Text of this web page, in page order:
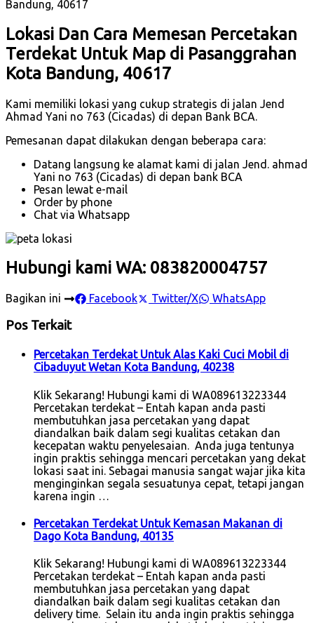
Lokasi Dan Cara Memesan Percetakan
Terdekat Untuk Map di Pasanggrahan
Kota Bandung, 40617
Kami memiliki lokasi yang cukup strategis di jalan Jend
Ahmad Yani no 763 (Cicadas) di depan Bank BCA.
Pemesanan dapat dilakukan dengan beberapa cara:
Datang langsung ke alamat kami di jalan Jend. ahmad
Yani no 763 (Cicadas) di depan bank BCA
Pesan lewat e-mail
Order by phone
Chat via Whatsapp
Hubungi kami WA: 083820004757
Bagikan ini Facebook Twitter/X WhatsApp
Pos Terkait
Percetakan Terdekat Untuk Alas Kaki Cuci Mobil di
Cibaduyut Wetan Kota Bandung, 40238
Klik Sekarang! Hubungi kami di WA089613223344
Percetakan terdekat – Entah kapan anda pasti
membutuhkan jasa percetakan yang dapat
diandalkan baik dalam segi kualitas cetakan dan
kecepatan waktu penyelesaian. Anda juga tentunya
ingin praktis sehingga mencari percetakan yang dekat
lokasi saat ini. Sebagai manusia sangat wajar jika kita
menginginkan segala sesuatunya cepat, tetapi jangan
karena ingin …
Percetakan Terdekat Untuk Kemasan Makanan di
Dago Kota Bandung, 40135
Klik Sekarang! Hubungi kami di WA089613223344
Percetakan terdekat – Entah kapan anda pasti
membutuhkan jasa percetakan yang dapat
diandalkan baik dalam segi kualitas cetakan dan
delivery time. Selain itu anda ingin praktis sehingga